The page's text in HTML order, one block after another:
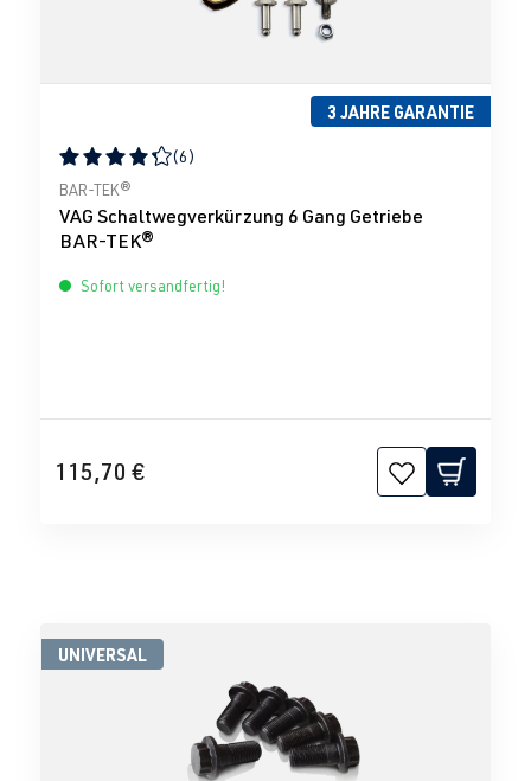
3 JAHRE GARANTIE
Durchschnittliche Bewertung von 4.33 von 5 Sternen
(6)
BAR-TEK®
VAG Schaltwegverkürzung 6 Gang Getriebe
BAR-TEK®
Sofort versandfertig!
115,70 €
UNIVERSAL